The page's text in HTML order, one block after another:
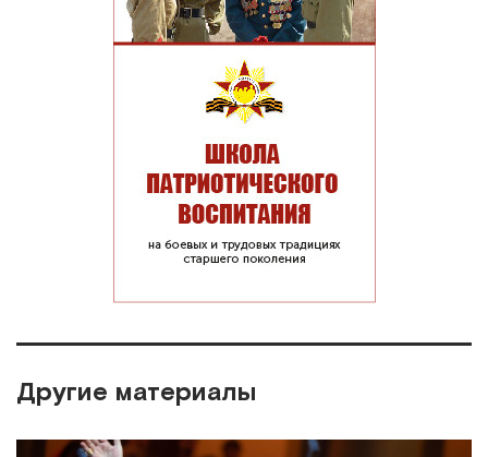
Другие материалы